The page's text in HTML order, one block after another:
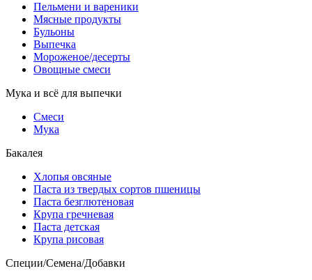
Пельмени и вареники
Мясные продукты
Бульоны
Выпечка
Мороженое/десерты
Овощные смеси
Мука и всё для выпечки
Смеси
Мука
Бакалея
Хлопья овсяные
Паста из твердых сортов пшеницы
Паста безглютеновая
Крупа гречневая
Паста детская
Крупа рисовая
Специи/Семена/Добавки